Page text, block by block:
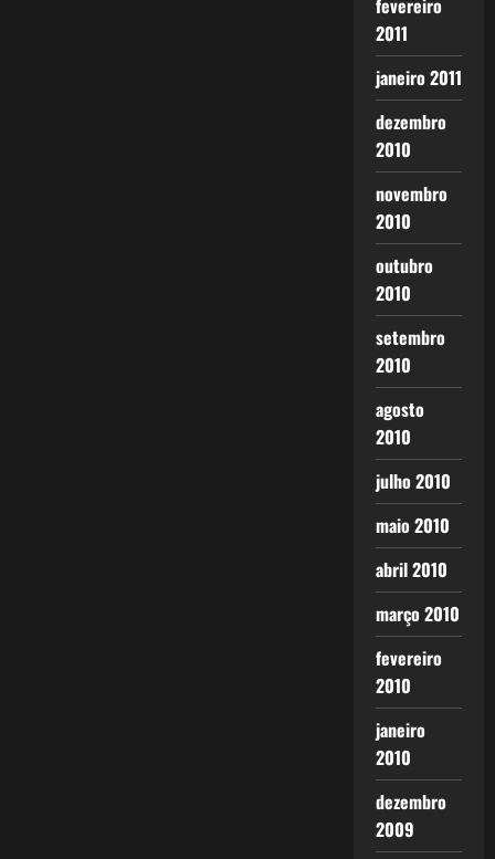
fevereiro
2011
janeiro 2011
dezembro
2010
novembro
2010
outubro
2010
setembro
2010
agosto
2010
julho 2010
maio 2010
abril 2010
março 2010
fevereiro
2010
janeiro
2010
dezembro
2009